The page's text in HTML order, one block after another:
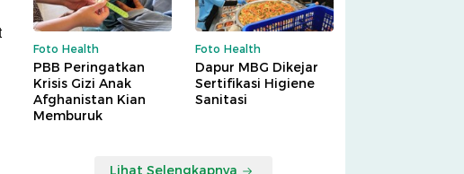
Foto Health
PBB Peringatkan
Krisis Gizi Anak
Afghanistan Kian
Memburuk
Foto Health
Dapur MBG Dikejar
Sertifikasi Higiene
Sanitasi
Lihat Selengkapnya